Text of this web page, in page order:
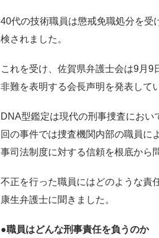
40代の技術職員は懲戒免職処分を受
検されました。
これを受け、佐賀県弁護士会は9月9
非難を表明する会長声明を発表して
DNA型鑑定は現代の刑事捜査にお
回の事件では捜査機関内部の職員に
事司法制度に対する信頼を根底から
不正を行った職員にはどのような責
康生弁護士に聞きました。
●職員はどんな刑事責任を負うのか